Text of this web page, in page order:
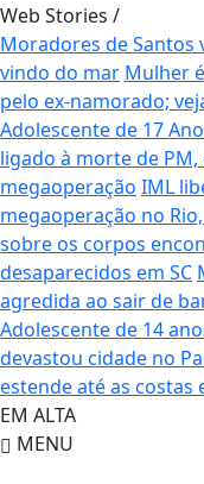
Web Stories /
Moradores de
vindo do mar Mulher
pelo ex-namorado;
Adolescente de 17
ligado à morte de
megaoperação IML
megaoperação no
sobre os corpos
desaparecidos em SC
agredida ao sair de
Adolescente de 14
devastou cidade no
estende até as costas
EM ALTA
MENU